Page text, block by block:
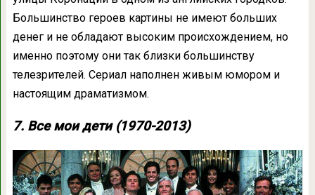
Большинство героев картины не имеют больших
денег и не обладают высоким происхождением, но
именно поэтому они так близки большинству
телезрителей. Сериал наполнен живым юмором и
настоящим драматизмом.
7. Все мои дети (1970-2013)